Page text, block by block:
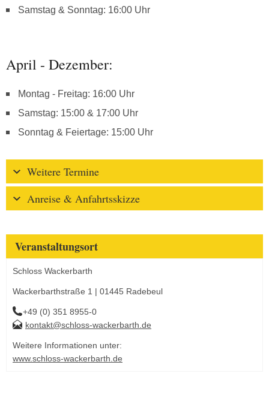
Samstag & Sonntag: 16:00 Uhr
April - Dezember:
Montag - Freitag: 16:00 Uhr
Samstag: 15:00 & 17:00 Uhr
Sonntag & Feiertage: 15:00 Uhr
Weitere Termine
Anreise & Anfahrtsskizze
Veranstaltungsort
Schloss Wackerbarth
Wackerbarthstraße 1 | 01445 Radebeul
+49 (0) 351 8955-0
kontakt@schloss-wackerbarth.de
Weitere Informationen unter:
www.schloss-wackerbarth.de